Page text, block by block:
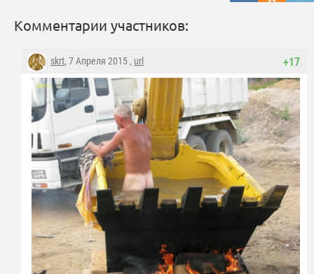
Комментарии участников:
+17
skrt, 7 Апреля 2015 , url